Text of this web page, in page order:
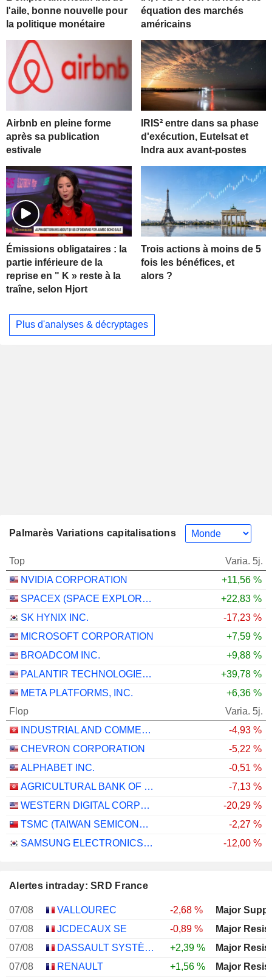
l'aile, bonne nouvelle pour
la politique monétaire
équation des marchés
américains
Airbnb en pleine forme
après sa publication
estivale
IRIS² entre dans sa phase
d'exécution, Eutelsat et
Indra aux avant-postes
Émissions obligataires : la
partie inférieure de la
reprise en " K » reste à la
traîne, selon Hjort
Trois actions à moins de 5
fois les bénéfices, et
alors ?
Plus d'analyses & décryptages
Palmarès Variations capitalisations
Top
Varia. 5j.
NVIDIA CORPORATION
+11,56 %
SPACEX (SPACE EXPLORATION TECHNOLOGIES)
+22,83 %
SK HYNIX INC.
-17,23 %
MICROSOFT CORPORATION
+7,59 %
BROADCOM INC.
+9,88 %
PALANTIR TECHNOLOGIES INC.
+39,78 %
META PLATFORMS, INC.
+6,36 %
Flop
Varia. 5j.
INDUSTRIAL AND COMMERCIAL BANK OF CHINA LIMITED
-4,93 %
CHEVRON CORPORATION
-5,22 %
ALPHABET INC.
-0,51 %
AGRICULTURAL BANK OF CHINA LIMITED
-7,13 %
WESTERN DIGITAL CORPORATION
-20,29 %
TSMC (TAIWAN SEMICONDUCTOR MANUFACTURING COMPANY)
-2,27 %
SAMSUNG ELECTRONICS CO., LTD.
-12,00 %
Alertes intraday: SRD France
07/08 VALLOUREC -2,68 %
Major
07/08
JCDECAUX SE -0,89 %
Major
07/08
DASSAULT SYSTÈMES SE +2,39 %
Major
07/08
RENAULT +1,56 %
Major